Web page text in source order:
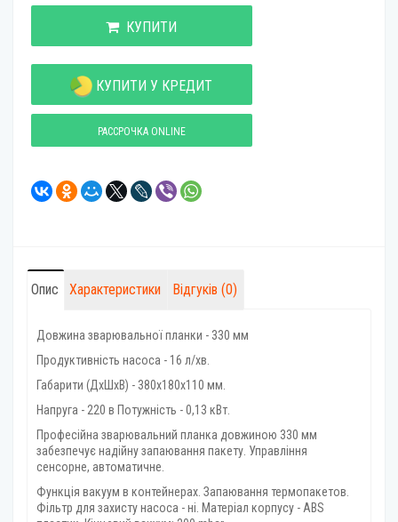
КУПИТИ
КУПИТИ У КРЕДИТ
РАССРОЧКА ONLINE
Опис Характеристики Відгуків (0)
Довжина зварювальної планки - 330 мм
Продуктивність насоса - 16 л/хв.
Габарити (ДхШхВ) - 380x180x110 мм.
Напруга - 220 в Потужність - 0,13 кВт.
Професійна зварювальний планка довжиною 330 мм
забезпечує надійну запаювання пакету. Управління
сенсорне, автоматичне.
Функція вакуум в контейнерах. Запаювання термопакетов.
Фільтр для захисту насоса - ні. Матеріал корпусу - ABS